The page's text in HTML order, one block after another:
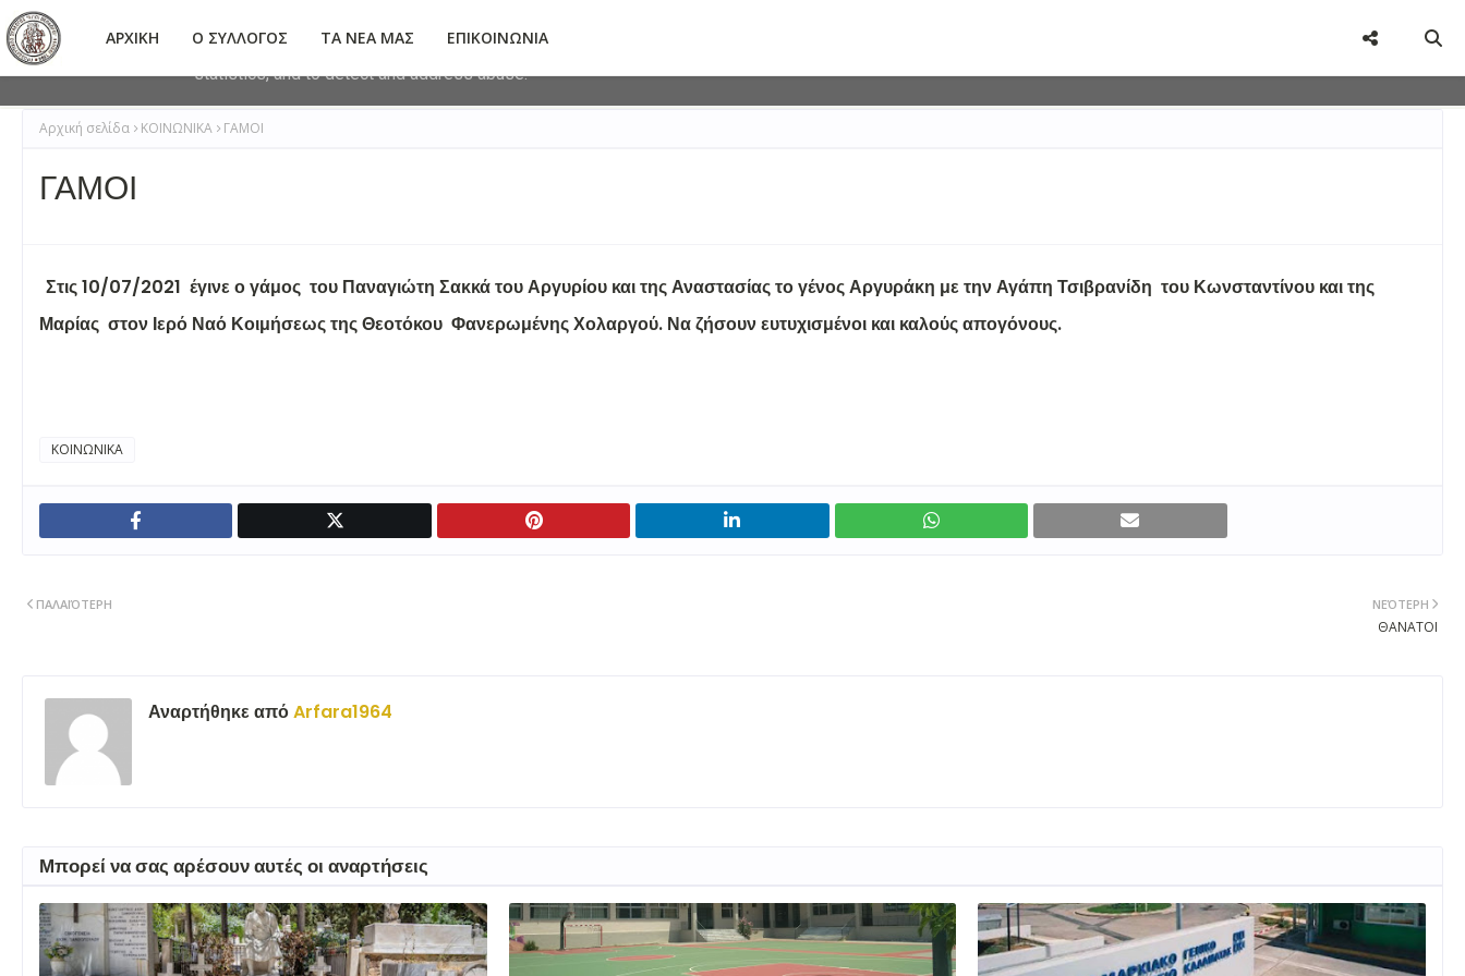
ΑΡΧΙΚΗ Ο ΣΥΛΛΟΓΟΣ ΤΑ ΝΕΑ ΜΑΣ ΕΠΙΚΟΙΝΩΝΙΑ
Αρχική σελίδα ΚΟΙΝΩΝΙΚΑ ΓΑΜΟΙ
ΓΑΜΟΙ
Στις 10/07/2021 έγινε ο γάμος του Παναγιώτη Σακκά του Αργυρίου και της Αναστασίας το γένος Αργυράκη με την Αγάπη Τσιβρανίδη του Κωνσταντίνου και της
Μαρίας στον Ιερό Ναό Κοιμήσεως της Θεοτόκου Φανερωμένης Χολαργού. Να ζήσουν ευτυχισμένοι και καλούς απογόνους.
ΚΟΙΝΩΝΙΚΑ
ΝΕΌΤΕΡΗ
ΘΑΝΑΤΟΙ
ΠΑΛΑΙΌΤΕΡΗ
Αναρτήθηκε απόArfara1964
Μπορεί να σας αρέσουν αυτές οι αναρτήσεις
This site uses cookies from Google to deliver its services and to analyze traffic. Your IP address and user-agent
statistics, and to detect and address abuse.